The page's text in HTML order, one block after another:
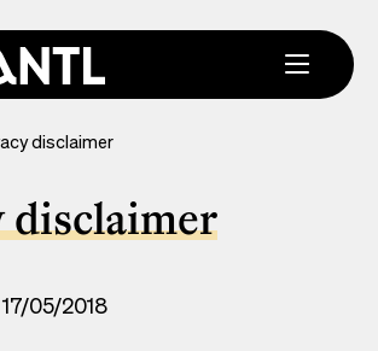
disclaimer
disclaimer
05/2018